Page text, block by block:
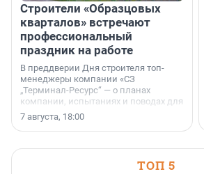
Строители «Образцовых
кварталов» встречают
профессиональный
праздник на работе
В преддверии Дня строителя топ-
менеджеры компании «СЗ
„Терминал-Ресурс“ — о планах
компании, испытаниях и поводах для
осторожного оптимизма.
7 августа, 18:00
ТОП 5